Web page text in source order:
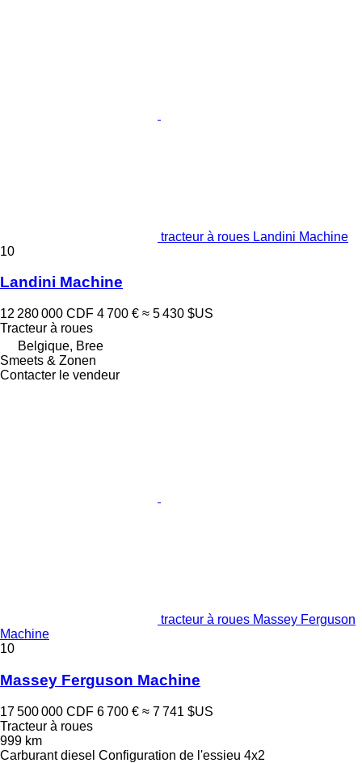
tracteur à roues Landini Machine
10
Landini Machine
12 280 000 CDF 4 700 € ≈ 5 430 $US
Tracteur à roues
Belgique, Bree
Smeets & Zonen
Contacter le vendeur
tracteur à roues Massey Ferguson
Machine
10
Massey Ferguson Machine
17 500 000 CDF 6 700 € ≈ 7 741 $US
Tracteur à roues
999 km
Carburant diesel Configuration de l'essieu 4x2